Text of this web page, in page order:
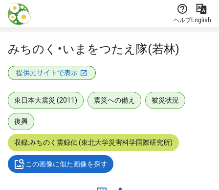
本文に飛ぶ
ヘルプEnglish
みちのく・いまをつたえ隊(若林)
提供元サイトで表示
東日本大震災 (2011) 震災への備え 被災状況
復興
収録:みちのく震録伝 (東北大学災害科学国際研究所)
この画像に似た画像を探す